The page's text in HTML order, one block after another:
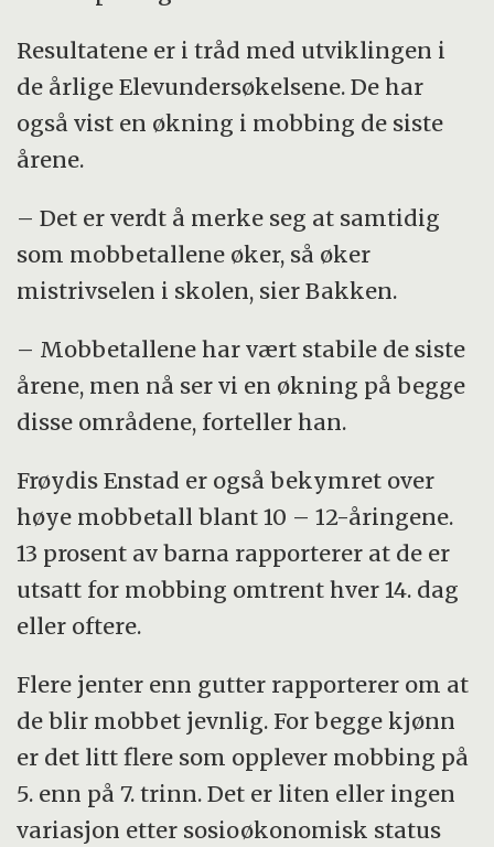
Resultatene er i tråd med utviklingen i
de årlige Elevundersøkelsene. De har
også vist en økning i mobbing de siste
årene.
– Det er verdt å merke seg at samtidig
som mobbetallene øker, så øker
mistrivselen i skolen, sier Bakken.
– Mobbetallene har vært stabile de siste
årene, men nå ser vi en økning på begge
disse områdene, forteller han.
Frøydis Enstad er også bekymret over
høye mobbetall blant 10 – 12-åringene.
13 prosent av barna rapporterer at de er
utsatt for mobbing omtrent hver 14. dag
eller oftere.
Flere jenter enn gutter rapporterer om at
de blir mobbet jevnlig. For begge kjønn
er det litt flere som opplever mobbing på
5. enn på 7. trinn. Det er liten eller ingen
variasjon etter sosioøkonomisk status